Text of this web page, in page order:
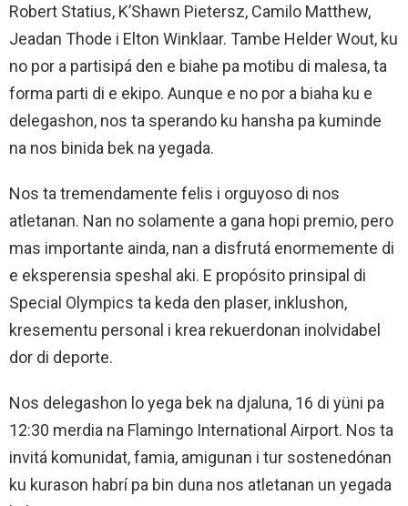
Robert Statius, K’Shawn Pietersz, Camilo Matthew,
Jeadan Thode i Elton Winklaar. Tambe Helder Wout, ku
no por a partisipá den e biahe pa motibu di malesa, ta
forma parti di e ekipo. Aunque e no por a biaha ku e
delegashon, nos ta sperando ku hansha pa kuminde
na nos binida bek na yegada.
Nos ta tremendamente felis i orguyoso di nos
atletanan. Nan no solamente a gana hopi premio, pero
mas importante ainda, nan a disfrutá enormemente di
e eksperensia speshal aki. E propósito prinsipal di
Special Olympics ta keda den plaser, inklushon,
kresementu personal i krea rekuerdonan inolvidabel
dor di deporte.
Nos delegashon lo yega bek na djaluna, 16 di yüni pa
12:30 merdia na Flamingo International Airport. Nos ta
invitá komunidat, famia, amigunan i tur sostenedónan
ku kurason habrí pa bin duna nos atletanan un yegada